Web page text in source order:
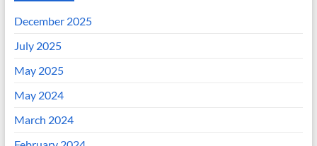
December 2025
July 2025
May 2025
May 2024
March 2024